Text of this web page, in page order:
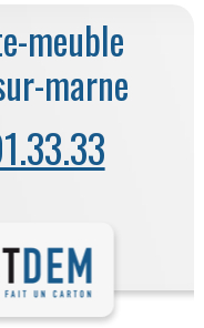
meuble
marne